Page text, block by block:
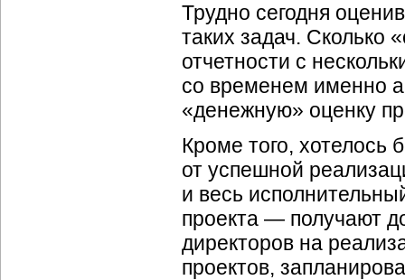
Трудно сегодня
таких задач. Сколько
отчетности с
со временем именно
«денежную» оценку
Кроме того,
от успешной
и весь
проекта — получают
директоров на
проектов,